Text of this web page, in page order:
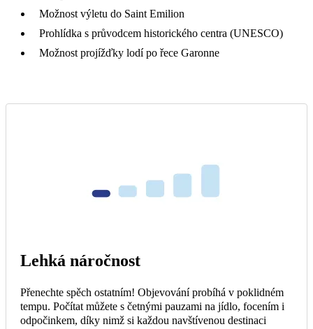
Možnost výletu do Saint Emilion
Prohlídka s průvodcem historického centra (UNESCO)
Možnost projížďky lodí po řece Garonne
Lehká náročnost
Přenechte spěch ostatním! Objevování probíhá v poklidném
tempu. Počítat můžete s četnými pauzami na jídlo, focením i
odpočinkem, díky nimž si každou navštívenou destinaci